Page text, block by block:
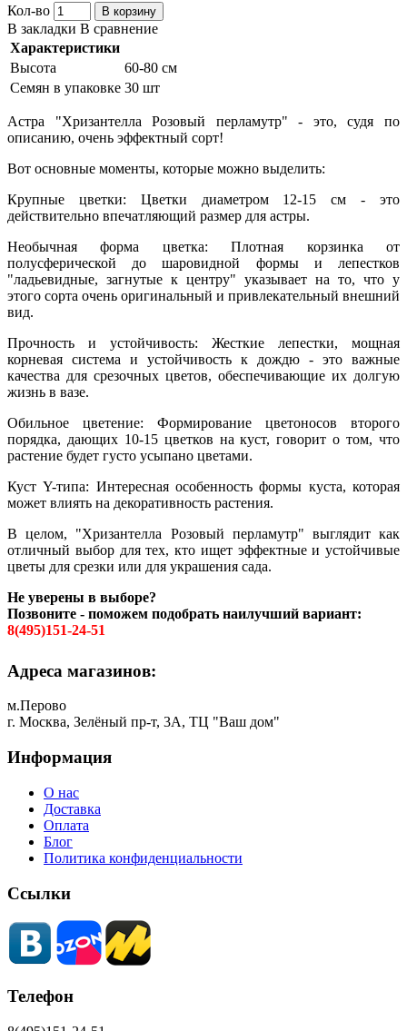
Кол-во
В корзину
В закладки В сравнение
Характеристики
Высота
60-80 см
Семян в упаковке 30 шт
Астра "Хризантелла Розовый перламутр" - это, судя по
описанию, очень эффектный сорт!
Вот основные моменты, которые можно выделить:
Крупные цветки: Цветки диаметром 12-15 см - это
действительно впечатляющий размер для астры.
Необычная форма цветка: Плотная корзинка от
полусферической до шаровидной формы и лепестков
"ладьевидные, загнутые к центру" указывает на то, что у
этого сорта очень оригинальный и привлекательный внешний
вид.
Прочность и устойчивость: Жесткие лепестки, мощная
корневая система и устойчивость к дождю - это важные
качества для срезочных цветов, обеспечивающие их долгую
жизнь в вазе.
Обильное цветение: Формирование цветоносов второго
порядка, дающих 10-15 цветков на куст, говорит о том, что
растение будет густо усыпано цветами.
Куст Y-типа: Интересная особенность формы куста, которая
может влиять на декоративность растения.
В целом, "Хризантелла Розовый перламутр" выглядит как
отличный выбор для тех, кто ищет эффектные и устойчивые
цветы для срезки или для украшения сада.
Не уверены в выборе?
Позвоните - поможем подобрать наилучший вариант:
8(495)151-24-51
Адреса магазинов:
м.Перово
г. Москва, Зелёный пр-т, 3А, ТЦ "Ваш дом"
Информация
О нас
Доставка
Оплата
Блог
Политика конфиденциальности
Ссылки
Телефон